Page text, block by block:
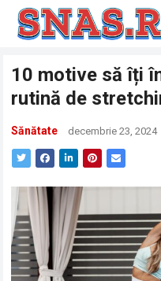
10 motive să îți
rutină de
Sănătate decembrie 23, 2024